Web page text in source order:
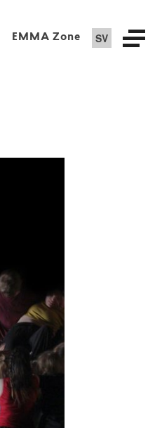
EMMA Zone SV